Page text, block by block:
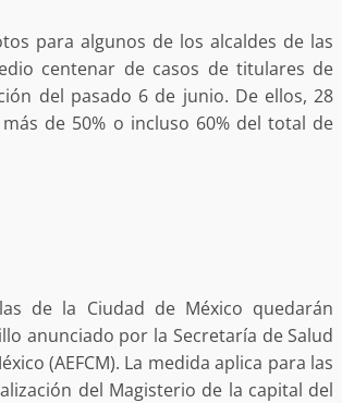
para algunos de los alcaldes de las
centenar de casos de titulares de
del pasado 6 de junio. De ellos, 28
de 50% o incluso 60% del total de
de la Ciudad de México quedarán
anunciado por la Secretaría de Salud
(AEFCM). La medida aplica para las
del Magisterio de la capital del
los partidos políticos.
30 enero 2025
Secundaria General Moisés Sáenz
Garza
admin 5 agosto 2026